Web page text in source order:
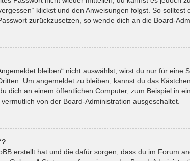
klickst und den Anweisungen folgst. So solltest
zurückzusetzen, so wende dich an die Board-
bleiben“ nicht auswählst, wirst du nur für eine
Um angemeldet zu bleiben, kannst du das
dich an einem öffentlichen Computer, zum Beispiel in
von der Board-Administration ausgeschaltet.
erstellt hat und die dafür sorgen, dass du im Forum